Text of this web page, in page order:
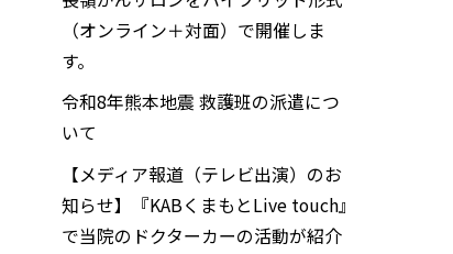
（オンライン＋対面）で開催しま
す。
令和8年熊本地震 救護班の派遣につ
いて
【メディア報道（テレビ出演）のお
知らせ】『KABくまもとLive touch』
で当院のドクターカーの活動が紹介